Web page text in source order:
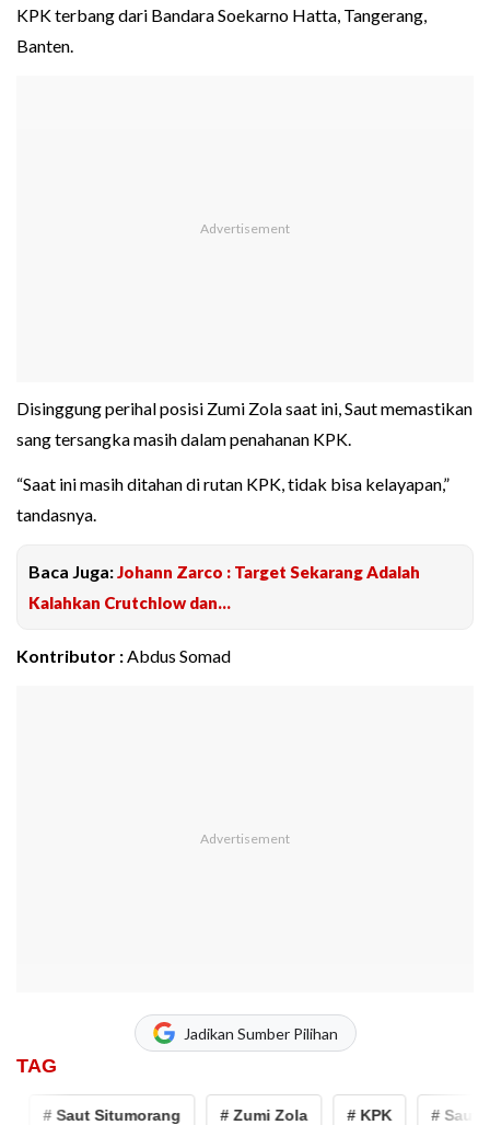
KPK terbang dari Bandara Soekarno Hatta, Tangerang,
Banten.
Disinggung perihal posisi Zumi Zola saat ini, Saut memastikan
sang tersangka masih dalam penahanan KPK.
“Saat ini masih ditahan di rutan KPK, tidak bisa kelayapan,”
tandasnya.
Baca Juga:Johann Zarco : Target Sekarang Adalah
Kalahkan Crutchlow dan...
Kontributor :Abdus Somad
Jadikan Sumber Pilihan
TAG
# Saut Situmorang # Zumi Zola # KPK # Saut